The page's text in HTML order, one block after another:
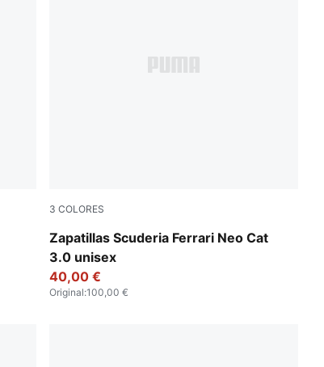
3 COLORES
Zapatillas Scuderia Ferrari Neo Cat
3.0 unisex
PUMA Black-Puma Aged Silver
40,00 €
Original:100,00 €